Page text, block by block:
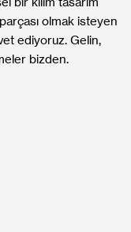
bir kilim tasarım
olmak isteyen
ediyoruz. Gelin,
bizden.